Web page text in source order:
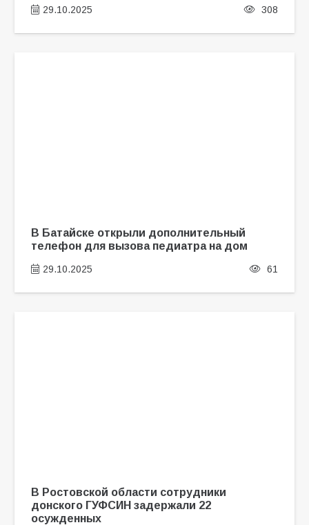
29.10.2025 308
В Батайске открыли дополнительный
телефон для вызова педиатра на дом
29.10.2025 61
В Ростовской области сотрудники
донского ГУФСИН задержали 22
осужденных